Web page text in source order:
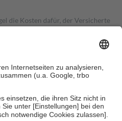
die Kosten dafür, der Versicherte
tatsächlichen Kosten der Leistung